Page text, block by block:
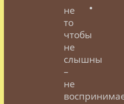
не
то
чтобы
не
слышны
–
не